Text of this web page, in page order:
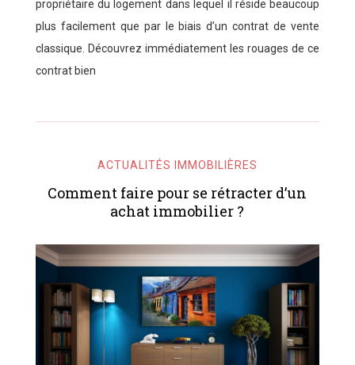
propriétaire du logement dans lequel il réside beaucoup
plus facilement que par le biais d’un contrat de vente
classique. Découvrez immédiatement les rouages de ce
contrat bien
ACTUALITÉS IMMOBILIÈRES
Comment faire pour se rétracter d’un
achat immobilier ?